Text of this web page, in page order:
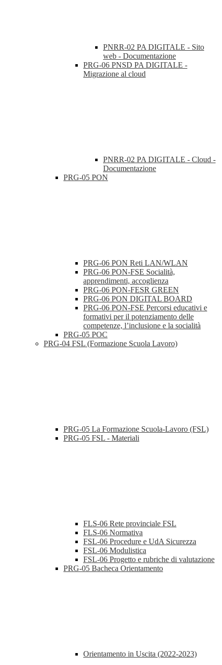
PNRR-02 PA DIGITALE - Sito
web - Documentazione
PRG-06 PNSD PA DIGITALE -
Migrazione al cloud
PNRR-02 PA DIGITALE - Cloud -
Documentazione
PRG-05 PON
PRG-06 PON Reti LAN/WLAN
PRG-06 PON-FSE Socialità,
apprendimenti, accoglienza
PRG-06 PON-FESR GREEN
PRG-06 PON DIGITAL BOARD
PRG-06 PON-FSE Percorsi educativi e
formativi per il potenziamento delle
competenze, l’inclusione e la socialità
PRG-05 POC
PRG-04 FSL (Formazione Scuola Lavoro)
PRG-05 La Formazione Scuola-Lavoro (FSL)
PRG-05 FSL - Materiali
FLS-06 Rete provinciale FSL
FLS-06 Normativa
FSL-06 Procedure e UdA Sicurezza
FSL-06 Modulistica
FSL-06 Progetto e rubriche di valutazione
PRG-05 Bacheca Orientamento
Orientamento in Uscita (2022-2023)